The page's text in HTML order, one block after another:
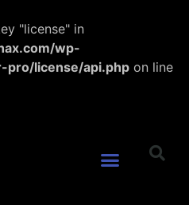
"license" in
wp-
pro/license/api.php on line